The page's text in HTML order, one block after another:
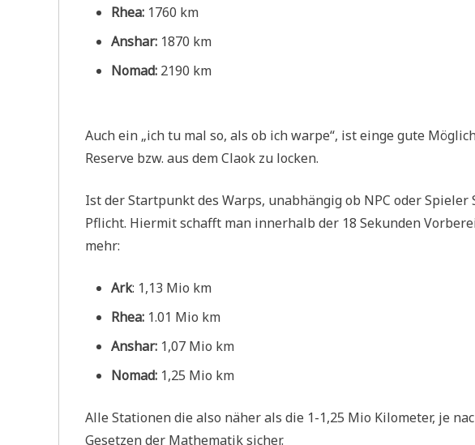
Rhea: 1760 km
Anshar: 1870 km
Nomad: 2190 km
Auch ein „ich tu mal so, als ob ich warpe“, ist einge gute
Reserve bzw. aus dem Claok zu locken.
Ist der Startpunkt des Warps, unabhängig ob NPC oder
Pflicht. Hiermit schafft man innerhalb der 18 Sekunden
mehr:
Ark: 1,13 Mio km
Rhea: 1.01 Mio km
Anshar: 1,07 Mio km
Nomad: 1,25 Mio km
Alle Stationen die also näher als die 1-1,25 Mio Kilometer, je
Gesetzen der Mathematik sicher.